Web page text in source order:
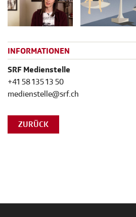
INFORMATIONEN
SRF Medienstelle
+41 58 135 13 50
medienstelle@srf.ch
ZURÜCK